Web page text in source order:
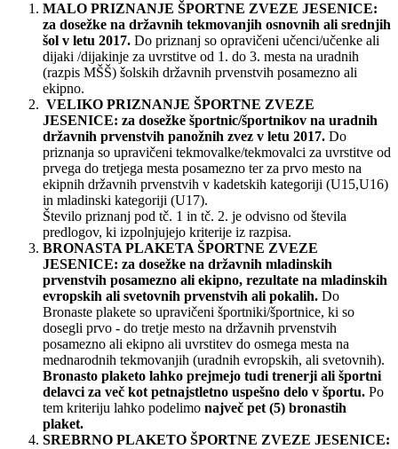
MALO PRIZNANJE ŠPORTNE ZVEZE JESENICE:
za dosežke na državnih tekmovanjih osnovnih ali srednjih
šol v letu 2017. Do priznanj so opravičeni učenci/učenke ali
dijaki /dijakinje za uvrstitve od 1. do 3. mesta na uradnih
(razpis MŠŠ) šolskih državnih prvenstvih posamezno ali
ekipno.
VELIKO PRIZNANJE ŠPORTNE ZVEZE
JESENICE: za dosežke športnic/športnikov na uradnih
državnih prvenstvih panožnih zvez v letu 2017. Do
priznanja so upravičeni tekmovalke/tekmovalci za uvrstitve od
prvega do tretjega mesta posamezno ter za prvo mesto na
ekipnih državnih prvenstvih v kadetskih kategoriji (U15,U16)
in mladinski kategoriji (U17).
Število priznanj pod tč. 1 in tč. 2. je odvisno od števila
predlogov, ki izpolnjujejo kriterije iz razpisa.
BRONASTA PLAKETA ŠPORTNE ZVEZE
JESENICE: za dosežke na državnih mladinskih
prvenstvih posamezno ali ekipno, rezultate na mladinskih
evropskih ali svetovnih prvenstvih ali pokalih. Do
Bronaste plakete so upravičeni športniki/športnice, ki so
dosegli prvo - do tretje mesto na državnih prvenstvih
posamezno ali ekipno ali uvrstitev do osmega mesta na
mednarodnih tekmovanjih (uradnih evropskih, ali svetovnih).
Bronasto plaketo lahko prejmejo tudi trenerji ali športni
delavci za več kot petnajstletno uspešno delo v športu. Po
tem kriteriju lahko podelimo največ pet (5) bronastih
plaket.
SREBRNO PLAKETO ŠPORTNE ZVEZE JESENICE: